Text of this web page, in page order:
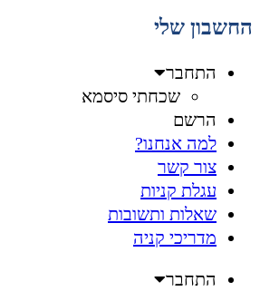
החשבון שלי
התחבר
שכחתי סיסמא
הרשם
למה אנחנו?
צור קשר
עגלת קניות
שאלות ותשובות
מדריכי קניה
התחבר